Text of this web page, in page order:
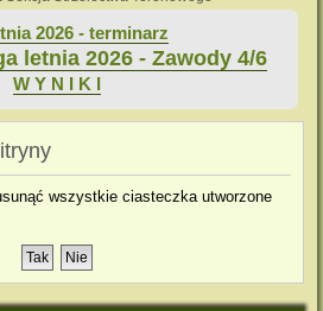
2026 - terminarz
letnia 2026 - Zawody 4/6
W Y N I K I
wszystkie ciasteczka utworzone